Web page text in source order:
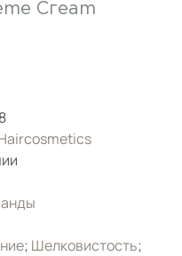
Сгеаm
; Шелковистость;